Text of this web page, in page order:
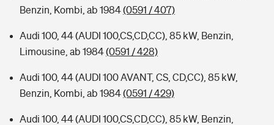
Benzin, Kombi, ab 1984(0591 / 407)
Audi 100, 44 (AUDI 100,CS,CD,CC), 85 kW, Benzin,
Limousine, ab 1984(0591 / 428)
Audi 100, 44 (AUDI 100 AVANT, CS, CD,CC), 85 kW,
Benzin, Kombi, ab 1984(0591 / 429)
Audi 100, 44 (AUDI 100,CS,CD,CC), 85 kW, Benzin,